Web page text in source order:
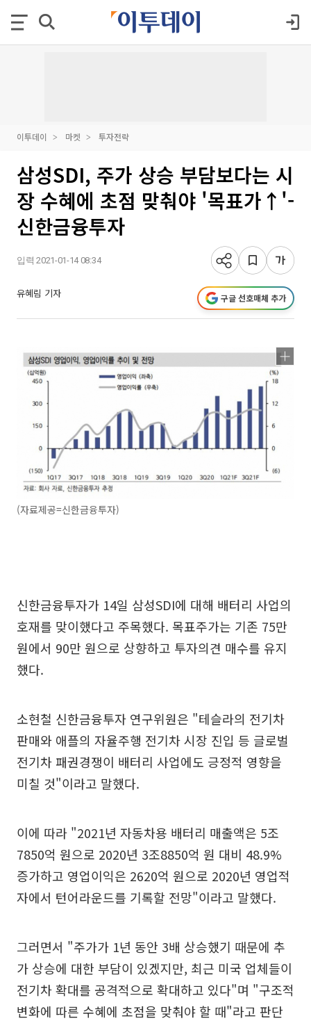
이투데이 마켓 투자전략
삼성SDI, 주가 상승 부담보다는 시
장 수혜에 초점 맞춰야 '목표가↑'-
신한금융투자
입력 2021-01-14 08:34
유혜림 기자 구글 선호매체 추가
(자료제공=신한금융투자)
신한금융투자가 14일 삼성SDI에 대해 배터리 사업의
호재를 맞이했다고 주목했다. 목표주가는 기존 75만
원에서 90만 원으로 상향하고 투자의견 매수를 유지
했다.
소현철 신한금융투자 연구위원은 "테슬라의 전기차
판매와 애플의 자율주행 전기차 시장 진입 등 글로벌
전기차 패권경쟁이 배터리 사업에도 긍정적 영향을
미칠 것"이라고 말했다.
이에 따라 "2021년 자동차용 배터리 매출액은 5조
7850억 원으로 2020년 3조8850억 원 대비 48.9%
증가하고 영업이익은 2620억 원으로 2020년 영업적
자에서 턴어라운드를 기록할 전망"이라고 말했다.
그러면서 "주가가 1년 동안 3배 상승했기 때문에 추
가 상승에 대한 부담이 있겠지만, 최근 미국 업체들이
전기차 확대를 공격적으로 확대하고 있다"며 "구조적
변화에 따른 수혜에 초점을 맞춰야 할 때"라고 판단